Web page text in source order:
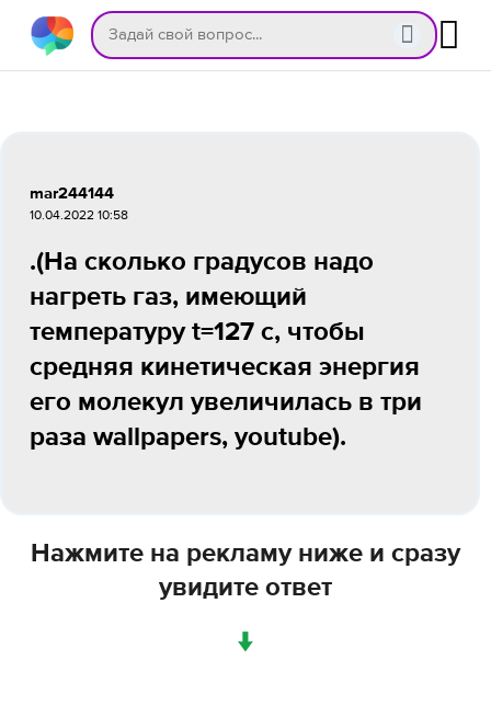
mar244144
10.04.2022 10:58
.(На сколько градусов надо
нагреть газ, имеющий
температуру t=127 c, чтобы
средняя кинетическая энергия
его молекул увеличилась в три
раза wallpapers, youtube).
Нажмите на рекламу ниже и сразу
увидите ответ
↓